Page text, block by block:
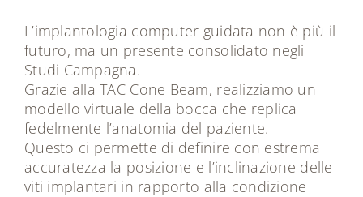
L’implantologia computer guidata non è più il
futuro, ma un presente consolidato negli
Studi Campagna.
Grazie alla TAC Cone Beam, realizziamo un
modello virtuale della bocca che replica
fedelmente l’anatomia del paziente.
Questo ci permette di definire con estrema
accuratezza la posizione e l’inclinazione delle
viti implantari in rapporto alla condizione